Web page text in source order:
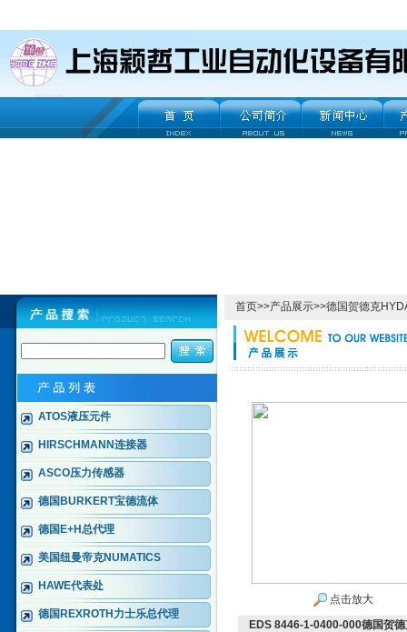
ATOS液压元件
HIRSCHMANN连接器
ASCO压力传感器
德国BURKERT宝德流体
德国E+H总代理
美国纽曼帝克NUMATICS
HAWE代表处
德国REXROTH力士乐总代理
首页>>产品展示>>德国贺德克
点击放大
EDS 8446-1-0400-000德国贺